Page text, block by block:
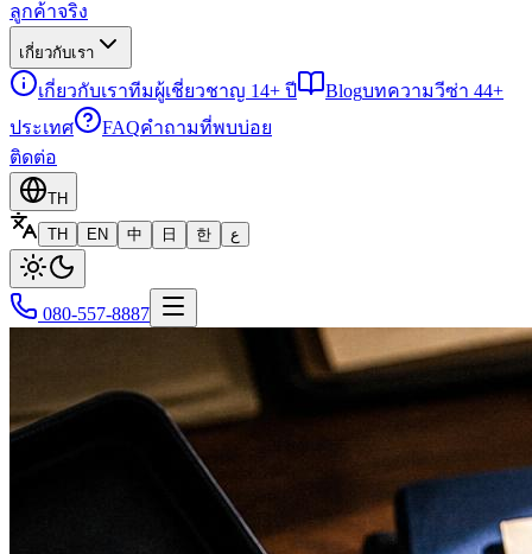
ลูกค้าจริง
เกี่ยวกับเรา
เกี่ยวกับเราทีมผู้เชี่ยวชาญ 14+ ปี Blogบทความวีซ่า 44+
ประเทศ
FAQคำถามที่พบบ่อย
ติดต่อ
TH
TH
EN 中 日 한 ع
080-557-8887